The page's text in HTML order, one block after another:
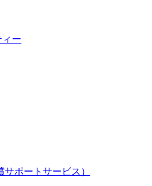
ィー
ポートサービス）